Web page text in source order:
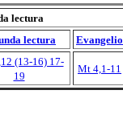
lectura
lectura Evangelio
(13-16) 17-
19
Mt 4,1-11